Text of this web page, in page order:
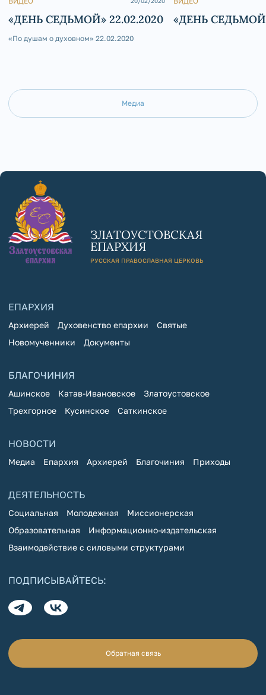
Медиа
«ДЕНЬ СЕДЬМОЙ» 22.02.2020
«По душам о духовном» 22.02.2020
«ДЕНЬ
ЗЛАТОУСТОВСКАЯ
ЕПАРХИЯ
РУССКАЯ ПРАВОСЛАВНАЯ ЦЕРКОВЬ
ЕПАРХИЯ
Архиерей Духовенство епархии
Святые
Новомученники
Документы
БЛАГОЧИНИЯ
Ашинское Катав-Ивановское
Златоустовское
Трехгорное
Кусинское Саткинское
НОВОСТИ
Медиа Епархия Архиерей Благочиния Приходы
ДЕЯТЕЛЬНОСТЬ
Социальная Молодежная
Миссионерская
Образовательная
Информационно-издательская
Взаимодействие с силовыми структурами
ПОДПИСЫВАЙТЕСЬ:
Обратная связь